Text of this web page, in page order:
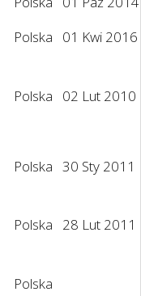
Polska 01 Kwi 2016
Polska 02 Lut 2010
Polska 30 Sty 2011
Polska 28 Lut 2011
Polska